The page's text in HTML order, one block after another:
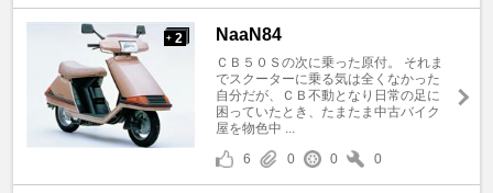
+ 2 NaaN84
ＣＢ５０Ｓの次に乗った原付。 それま
でスクーターに乗る気は全くなかった
自分だが、ＣＢ不動となり日常の足に
困っていたとき、たまたま中古バイク
屋を物色中 ...
6
0 0 0